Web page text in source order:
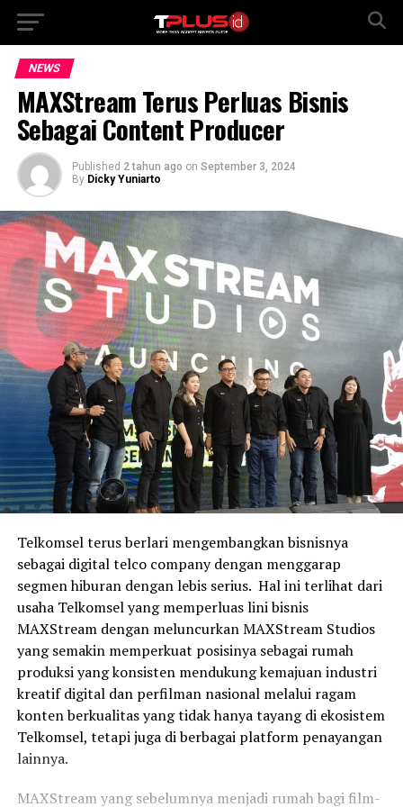
NEWS
MAXStream Terus Perluas Bisnis
Sebagai Content Producer
Published 2 tahun ago on September 3, 2024
By Dicky Yuniarto
Telkomsel terus berlari mengembangkan bisnisnya
sebagai digital telco company dengan menggarap
segmen hiburan dengan lebis serius. Hal ini terlihat dari
usaha Telkomsel yang memperluas lini bisnis
MAXStream dengan meluncurkan MAXStream Studios
yang semakin memperkuat posisinya sebagai rumah
produksi yang konsisten mendukung kemajuan industri
kreatif digital dan perfilman nasional melalui ragam
konten berkualitas yang tidak hanya tayang di ekosistem
Telkomsel, tetapi juga di berbagai platform penayangan
lainnya.
MAXStream yang sebelumnya menjadi rumah bagi film-